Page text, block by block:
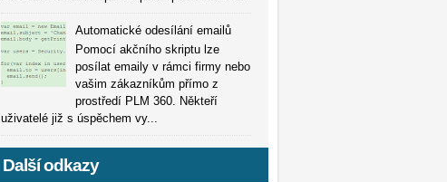
Automatické odesílání emailů
Pomocí akčního skriptu lze
posílat emaily v rámci firmy nebo
vašim zákazníkům přímo z
prostředí PLM 360. Někteří
uživatelé již s úspěchem vy...
Další odkazy